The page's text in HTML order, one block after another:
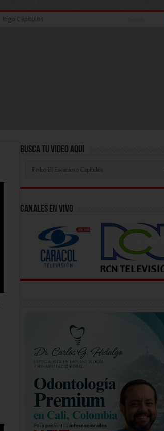
Rigo Capitulos
Busca Tu Video Aqui
Aqui
Canales En Vivo